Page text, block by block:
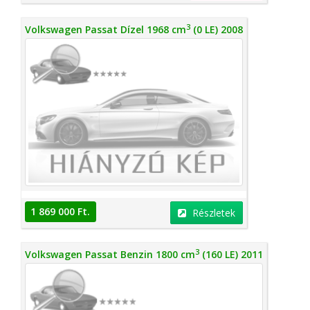
Volkswagen Passat Dízel 1968 cm3 (0 LE) 2008
1 869 000 Ft. Részletek
Volkswagen Passat Benzin 1800 cm3 (160 LE) 2011